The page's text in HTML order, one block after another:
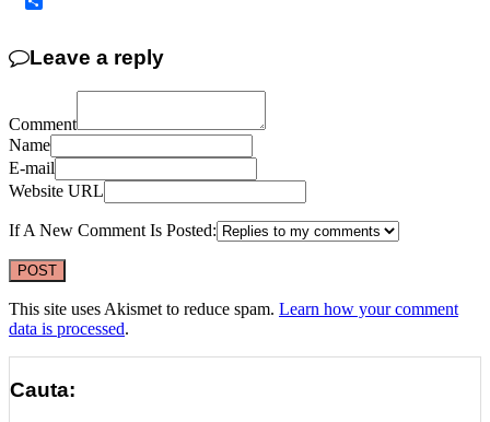
Leave a reply
Comment
Name
E-mail
Website URL
If A New Comment Is Posted:
This site uses Akismet to reduce spam. Learn how your comment
data is processed.
Cauta: